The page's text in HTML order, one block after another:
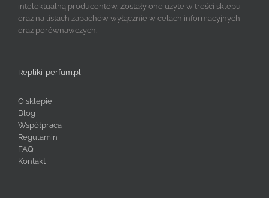
intelektualną producentów. Zostały one użyte w treści sklepu
oraz na listach zapachów wyłącznie w celach informacyjnych
oraz porównawczych.
Repliki-perfum.pl
O sklepie
Blog
Współpraca
Regulamin
FAQ
Kontakt